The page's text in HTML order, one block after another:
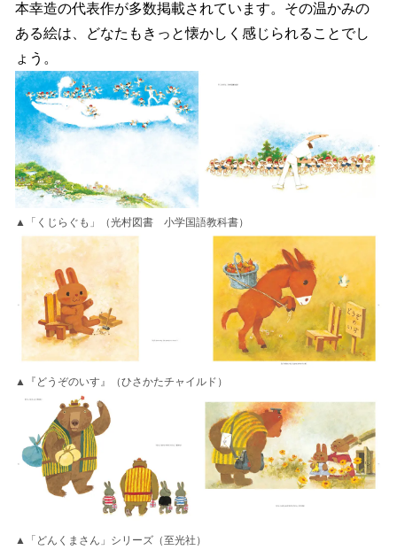
本幸造の代表作が多数掲載されています。その温かみの
ある絵は、どなたもきっと懐かしく感じられることでし
ょう。
▲「くじらぐも」（光村図書 小学国語教科書）
▲『どうぞのいす』（ひさかたチャイルド）
▲「どんくまさん」シリーズ（至光社）